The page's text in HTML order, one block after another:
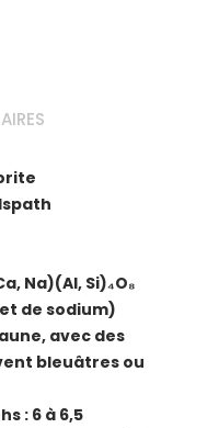
Na)(Al, Si)₄O₈
de sodium)
avec des
bleuâtres ou
: 6 à 6,5